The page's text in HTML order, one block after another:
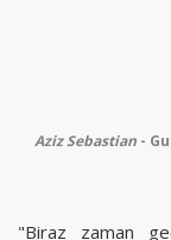
Aziz Sebastian -
"Biraz zaman